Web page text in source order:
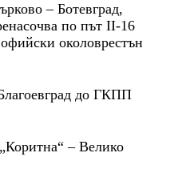
– Ботевград,
по път II-16
околоврестън
до ГКПП
– Велико